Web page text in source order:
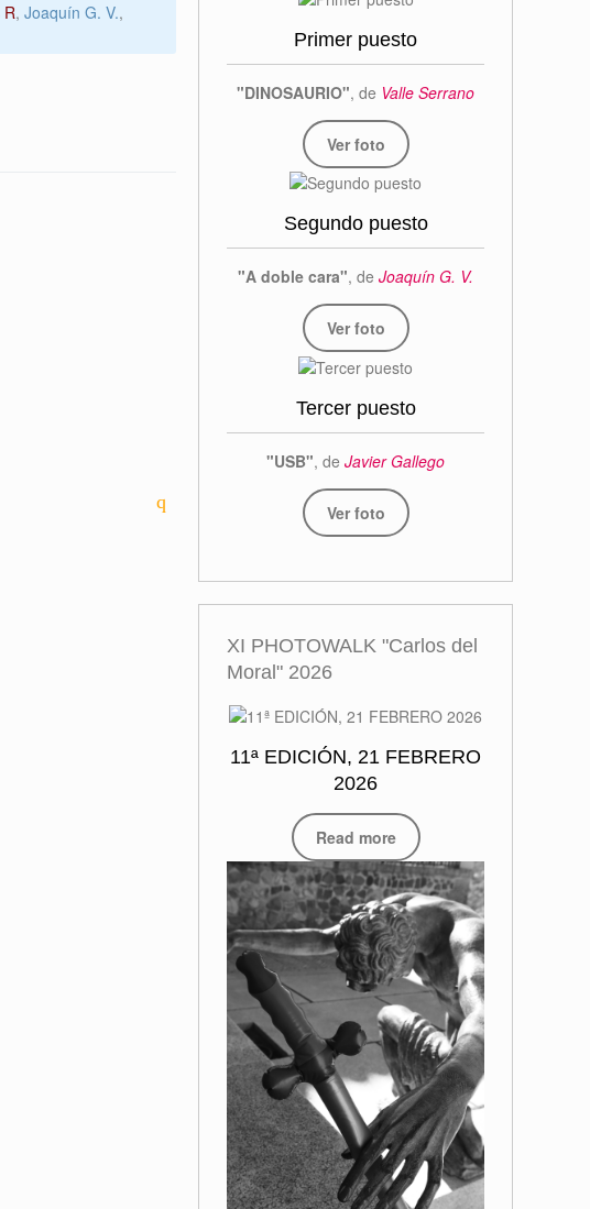
R, Joaquín G. V.,
Primer puesto
"DINOSAURIO", de Valle Serrano
Ver foto
Segundo puesto
"A doble cara", de Joaquín G. V.
Ver foto
Tercer puesto
"USB", de Javier Gallego
Ver foto
XI PHOTOWALK "Carlos del
Moral" 2026
11ª EDICIÓN, 21 FEBRERO
2026
Read more